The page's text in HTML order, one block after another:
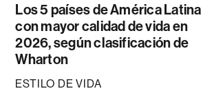
Los 5 países de América Latina
con mayor calidad de vida en
2026, según clasificación de
Wharton
ESTILO DE VIDA